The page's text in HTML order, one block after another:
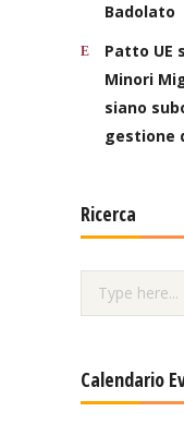
Badolato
Patto UE
Minori
siano
gestione
Ricerca
Calendario